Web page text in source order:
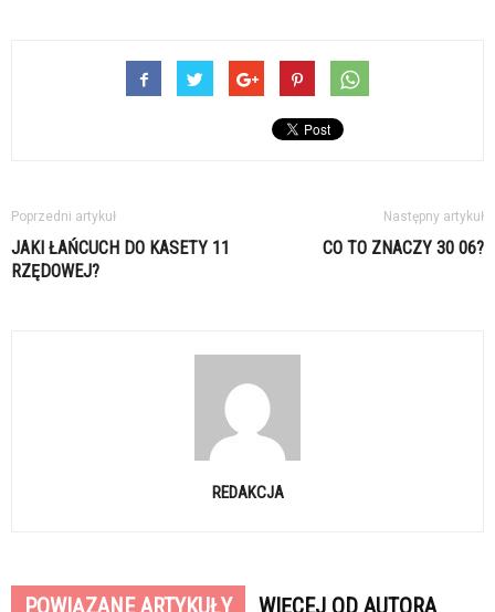
Poprzedni artykuł
JAKI ŁAŃCUCH DO KASETY 11
RZĘDOWEJ?
Następny artykuł
CO TO ZNACZY 30 06?
REDAKCJA